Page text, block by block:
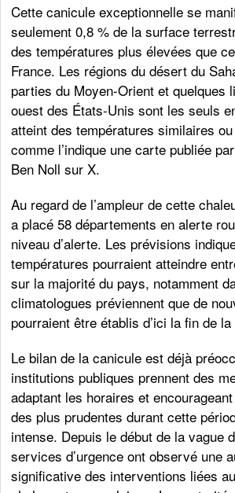
Cette canicule exceptionnelle se
seulement 0,8 % de la surface
des températures plus élevées que
France. Les régions du désert du
parties du Moyen-Orient et quelques
ouest des États-Unis sont les seuls
atteint des températures similaires
comme l’indique une carte publiée
Ben Noll sur X.
Au regard de l’ampleur de cette
a placé 58 départements en alerte
niveau d’alerte. Les prévisions
températures pourraient atteindre
sur la majorité du pays, notamment
climatologues préviennent que de
pourraient être établis d’ici la fin de
Le bilan de la canicule est déjà
institutions publiques prennent des
adaptant les horaires et
des plus prudentes durant cette
intense. Depuis le début de la vague
services d’urgence ont observé une
significative des interventions liées